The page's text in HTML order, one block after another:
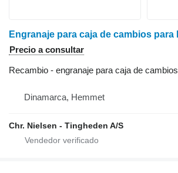
Precio a consultar
Recambio - engranaje para caja de cambios
Dinamarca, Hemmet
Chr. Nielsen - Tingheden A/S